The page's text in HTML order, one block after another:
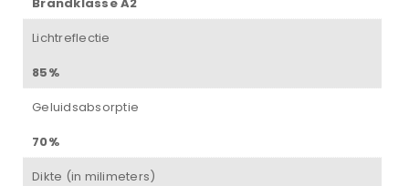
Lichtreflectie
85%
Geluidsabsorptie
70%
Dikte (in milimeters)